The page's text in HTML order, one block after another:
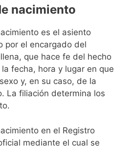
nacimiento
es el asiento
por el encargado del
que hace fe del hecho
fecha, hora y lugar en que
y, en su caso, de la
La filiación determina los
en el Registro
mediante el cual se